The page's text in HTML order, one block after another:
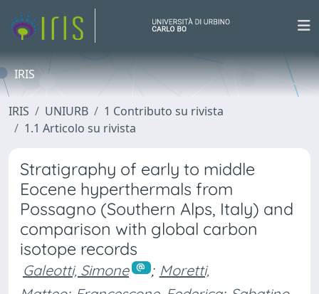
IRIS
IRIS UNIURB
1 Contributo su rivista
1.1 Articolo su rivista
Stratigraphy of early to middle
Eocene hyperthermals from
Possagno (Southern Alps, Italy) and
comparison with global carbon
isotope records
Galeotti, Simone ; Moretti,